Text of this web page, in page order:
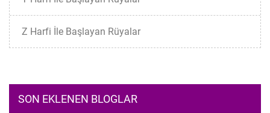
Z Harfi İle Başlayan Rüyalar
SON EKLENEN BLOGLAR